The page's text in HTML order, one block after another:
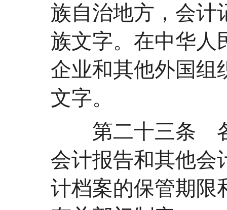
族自治地方，会计
族文字。在中华人
企业和其他外国组
文字。
第二十三条 各
会计报告和其他会
计档案的保管期限